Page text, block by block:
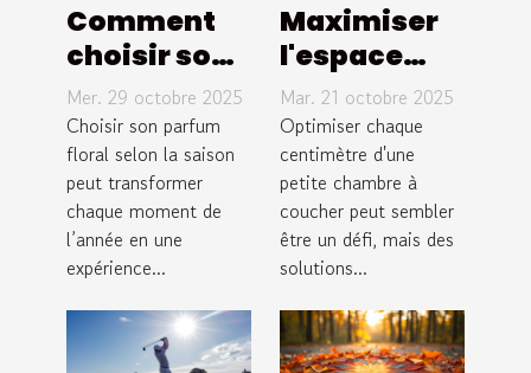
Comment
choisir son
parfum
floral pour
chaque
saison ?
Mer. 29 octobre 2025
Choisir son parfum
floral selon la saison
peut transformer
chaque moment de
l’année en une
expérience...
Maximiser
l'espace
dans une
petite
chambre à
coucher
Mar. 21 octobre 2025
Optimiser chaque
centimètre d'une
petite chambre à
coucher peut sembler
être un défi, mais des
solutions...